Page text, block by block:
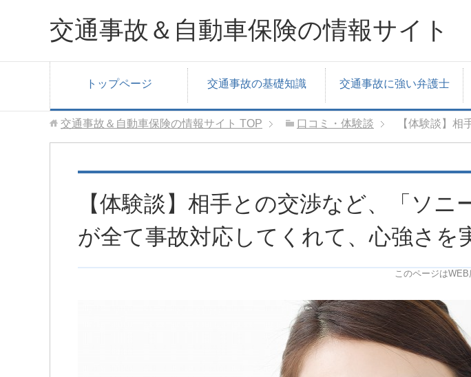
交通事故＆自動車保険の情報サイト
トップページ 交通事故の基礎知識 交通事故に強い弁護士
交通事故＆自動車保険の情報サイト TOP 口コミ・体験談 【体験談】
【体験談】相手との交渉など、「ソニ
が全て事故対応してくれて、心強さを
このページは